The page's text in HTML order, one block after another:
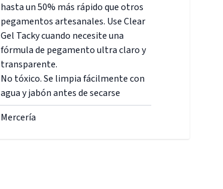
hasta un 50% más rápido que otros
pegamentos artesanales. Use Clear
Gel Tacky cuando necesite una
fórmula de pegamento ultra claro y
transparente.
No tóxico. Se limpia fácilmente con
agua y jabón antes de secarse
Mercería